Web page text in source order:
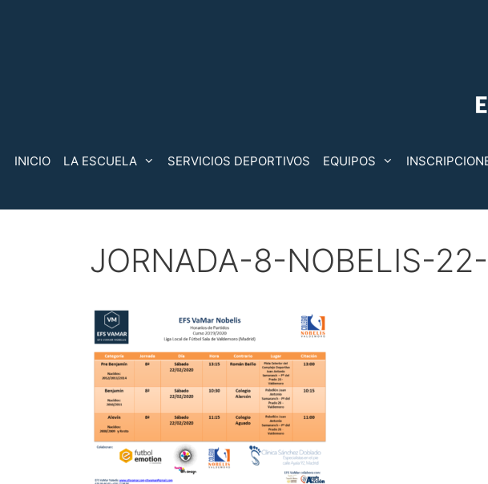
INICIO LA ESCUELA SERVICIOS DEPORTIVOS EQUIPOS
JORNADA-8-NOBELIS-